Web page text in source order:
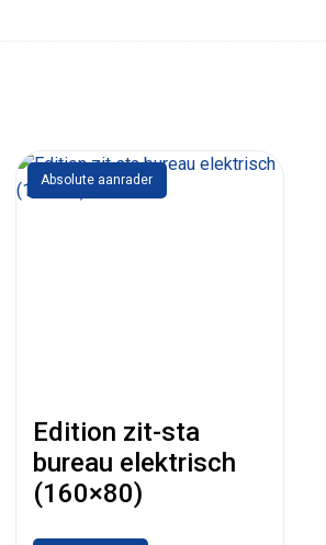
Absolute aanrader
Edition zit-sta
bureau elektrisch
(160×80)